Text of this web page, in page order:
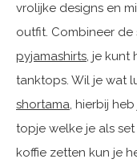
vrolijke designs en
outfit. Combineer
pyjamashirts, je kunt
tanktops. Wil je wat
shortama, hierbij
topje welke je als
koffie zetten kun je